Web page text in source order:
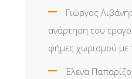
Γιώργος
ανάρτηση του
φήμες χωρισμού με
Έλενα